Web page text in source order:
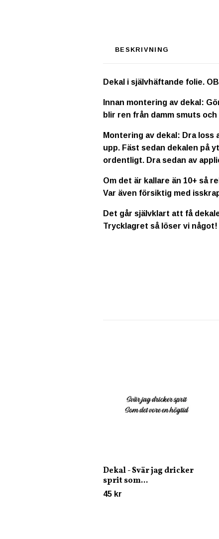
BESKRIVNING
Dekal i självhäftande folie.
Innan montering av dekal:
blir ren från damm smuts
Montering av dekal: Dra
upp. Fäst sedan dekalen på
ordentligt. Dra sedan av
Om det är kallare än 10+ så
Var även försiktig med
Det går självklart att få
Trycklagret så löser vi något!
Dekal - Svär jag dricker
sprit som...
45 kr